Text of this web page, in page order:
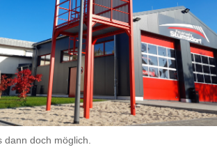
doch möglich.